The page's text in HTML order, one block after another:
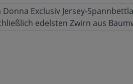
Donna Exclusiv Jersey-
edelsten Zwirn aus